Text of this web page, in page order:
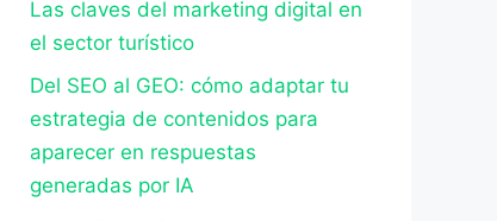
Las claves del marketing digital en
el sector turístico
Del SEO al GEO: cómo adaptar tu
estrategia de contenidos para
aparecer en respuestas
generadas por IA